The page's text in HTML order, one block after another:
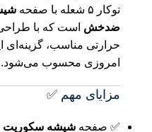
توکار ۵ شعله با صفحه
ضدخش است که با طراحی
حرارتی مناسب، گزینه‌ای
امروزی محسوب می‌شود.
مزایای مهم ✅
✅ صفحه شیشه سکوریت